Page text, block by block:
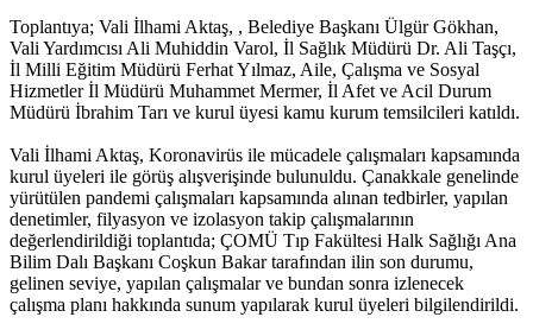
Toplantıya; Vali İlhami Aktaş, , Belediye Başkanı Ülgür Gökhan,
Vali Yardımcısı Ali Muhiddin Varol, İl Sağlık Müdürü Dr. Ali Taşçı,
İl Milli Eğitim Müdürü Ferhat Yılmaz, Aile, Çalışma ve Sosyal
Hizmetler İl Müdürü Muhammet Mermer, İl Afet ve Acil Durum
Müdürü İbrahim Tarı ve kurul üyesi kamu kurum temsilcileri katıldı.
Vali İlhami Aktaş, Koronavirüs ile mücadele çalışmaları kapsamında
kurul üyeleri ile görüş alışverişinde bulunuldu. Çanakkale genelinde
yürütülen pandemi çalışmaları kapsamında alınan tedbirler, yapılan
denetimler, filyasyon ve izolasyon takip çalışmalarının
değerlendirildiği toplantıda; ÇOMÜ Tıp Fakültesi Halk Sağlığı Ana
Bilim Dalı Başkanı Coşkun Bakar tarafından ilin son durumu,
gelinen seviye, yapılan çalışmalar ve bundan sonra izlenecek
çalışma planı hakkında sunum yapılarak kurul üyeleri bilgilendirildi.